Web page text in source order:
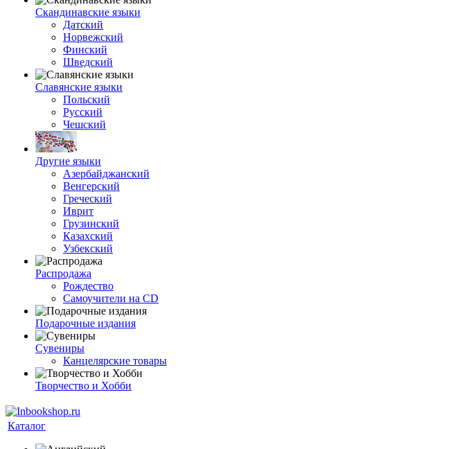
Скандинавские языки
Датский
Норвежский
Финский
Шведский
Славянские языки
Польский
Русский
Чешский
Другие языки
Азербайджанский
Венгерский
Греческий
Иврит
Грузинский
Казахский
Узбекский
Распродажа
Рождество
Самоучители на CD
Подарочные издания
Сувениры
Канцелярские товары
Творчество и Хобби
Каталог